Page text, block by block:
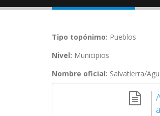
Tipo topónimo: Pueblos
Nivel: Municipios
Nombre oficial: Salvatierra/